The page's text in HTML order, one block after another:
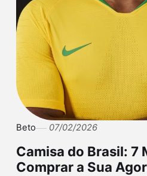
Beto 07/02/2026
Camisa do Brasil: 7
Comprar a Sua